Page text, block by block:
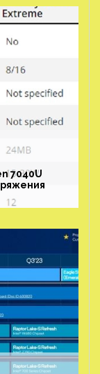
7040U